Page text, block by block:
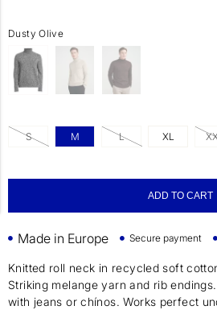
Dusty Olive
S M L XL
ADD TO CART
Made in Europe Secure payment
Knitted roll neck in recycled soft
Striking melange yarn and rib
with jeans or chínos. Works perfect